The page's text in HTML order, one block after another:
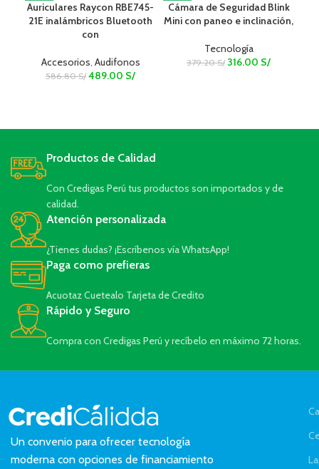
Auriculares Raycon RBE745-
21E inalámbricos Bluetooth
con
Accesorios, Audifonos
586.80S/ 489.00 S/
Cámara de Seguridad Blink
Mini con paneo e inclinación,
Tecnología
379.20S/ 316.00 S/
Productos de Calidad
Con Credigas Perú tus productos son importados y de
calidad.
Atención personalizada
¿Tienes dudas? ¡Escríbenos vía WhatsApp!
Paga como prefieras
Acuotaz Cuetealo Tarjeta de Credito
Rápido y Seguro
Compra con Credigas Perú y recíbelo en máximo 72 horas.
Un convenio para ofrecer tecnología
moderna con opciones de financiamiento